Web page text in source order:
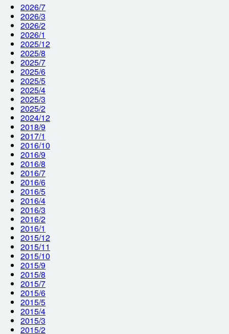
2026/7
2026/3
2026/2
2026/1
2025/12
2025/8
2025/7
2025/6
2025/5
2025/4
2025/3
2025/2
2024/12
2018/9
2017/1
2016/10
2016/9
2016/8
2016/7
2016/6
2016/5
2016/4
2016/3
2016/2
2016/1
2015/12
2015/11
2015/10
2015/9
2015/8
2015/7
2015/6
2015/5
2015/4
2015/3
2015/2